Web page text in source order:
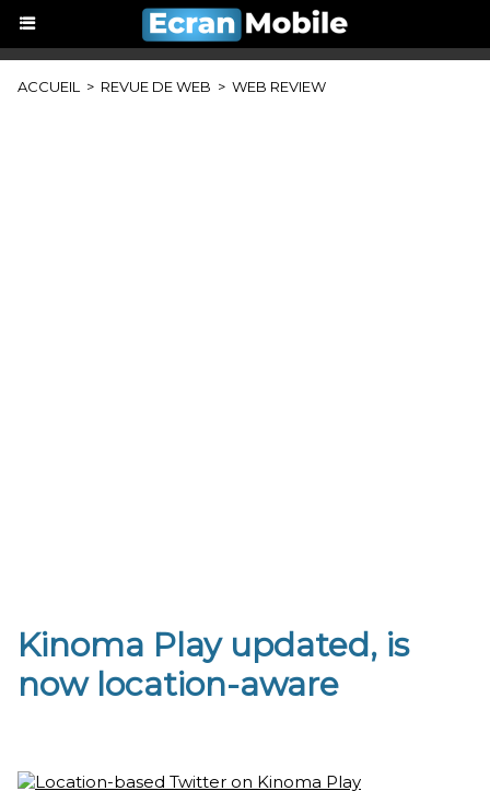
ACCUEIL > REVUE DE WEB > WEB REVIEW
Kinoma Play updated, is
now location-aware